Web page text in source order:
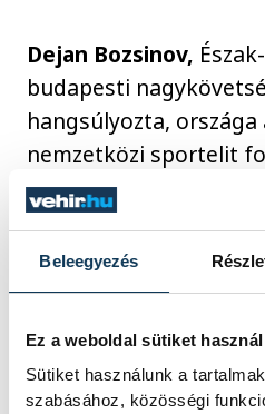
Beleegyezés
Ez a weboldal sütiket használ
Sütiket használunk a
szabásához, közösségi
Dejan Bozsinov,
budapesti
hangsúlyozta, országa
nemzetközi sportelit
hazájában
Olimpiai Fesztivál a
ifjúság ünnepe lesz.
"A sport egy
mindannyiunkat
ezért megnyitja a